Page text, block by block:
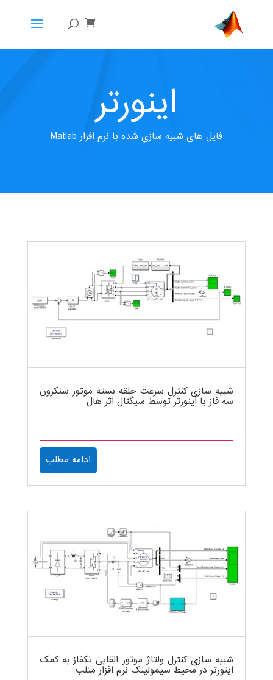
اینورتر
فایل های شبیه سازی شده با نرم افزار Matlab
شبیه سازی کنترل سرعت حلقه بسته موتور سنکرون
سه فاز با اینورتر توسط سیگنال اثر هال
ادامه مطلب
شبیه سازی کنترل ولتاژ موتور القایی تکفاز به کمک
اینورتر در محیط سیمولینک نرم افزار متلب